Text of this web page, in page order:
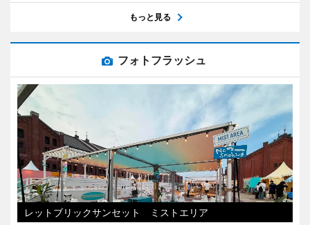
もっと見る
フォトフラッシュ
レットブリックサンセット ミストエリア